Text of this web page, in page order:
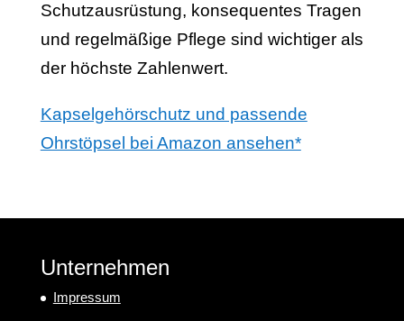
Schutzausrüstung, konsequentes Tragen
und regelmäßige Pflege sind wichtiger als
der höchste Zahlenwert.
Kapselgehörschutz und passende
Ohrstöpsel bei Amazon ansehen*
Unternehmen
Impressum